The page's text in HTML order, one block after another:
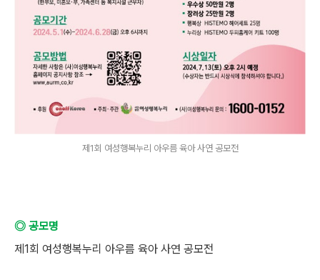
제1회 여성행복누리 아우름 육아 사연 공모전
◎ 공모명
제1회 여성행복누리 아우름 육아 사연 공모전